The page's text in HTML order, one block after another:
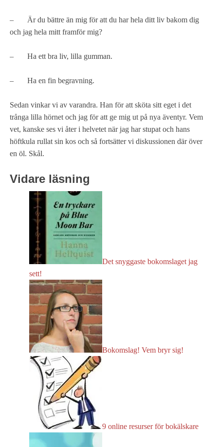
– Är du bättre än mig för att du har hela ditt liv bakom dig
och jag hela mitt framför mig?
– Ha ett bra liv, lilla gumman.
– Ha en fin begravning.
Sedan vinkar vi av varandra. Han för att sköta sitt eget i det
trånga lilla hörnet och jag för att ge mig ut på nya äventyr. Vem
vet, kanske ses vi åter i helvetet när jag har stupat och hans
höftkula rullat sin kos och så fortsätter vi diskussionen där över
en öl. Skål.
Vidare läsning
Det snyggaste bokomslaget jag
sett!
Bokomslag! Vem bryr sig!
9 online resurser för bokälskare